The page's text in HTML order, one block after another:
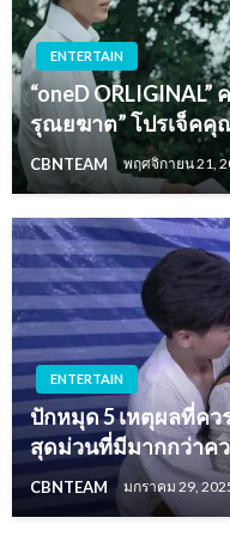
ENTERTAIN
“oneD ORLIGINAL”
รุณยฆาต” โปรเจ็คคุ
CBNTEAM พฤศจิกายน 21,
ENTERTAIN
ปักหมุด 5 เหตุผลที่คว
สุดม่วนที่มีมากกว่าค
CBNTEAM มกราคม 29,